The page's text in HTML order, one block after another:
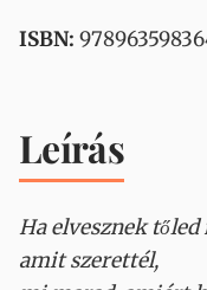
ISBN:
Leírás
Ha elvesznek
amit szerettél,